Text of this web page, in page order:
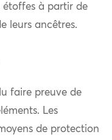
étoffes à partir de
leurs ancêtres.
faire preuve de
Les
de protection